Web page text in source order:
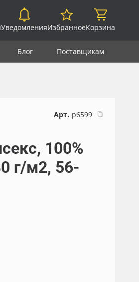
УведомленияИзбранноеКорзина
Блог Поставщикам
Арт. р6599
100%
г/м2, 56-